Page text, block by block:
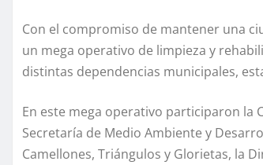
Con el compromiso de mantener una
un mega operativo de limpieza y
distintas dependencias municipales,
En este mega operativo participaron la
Secretaría de Medio Ambiente y
Camellones, Triángulos y Glorietas, la